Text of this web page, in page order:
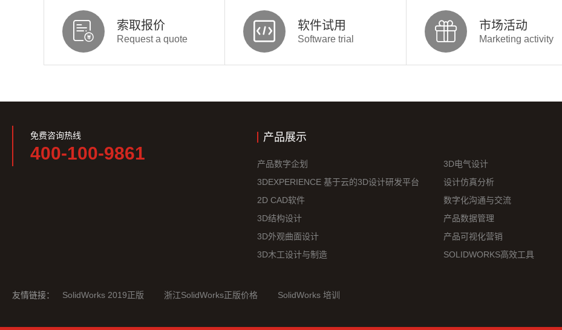
索取报价
Request a quote
软件试用
Software trial
市场活动
Marketing activity
免费咨询热线
400-100-9861
产品展示
产品数字企划
3DEXPERIENCE 基于云的3D设计研发平台
2D CAD软件
3D结构设计
3D外观曲面设计
3D木工设计与制造
3D电气设计
设计仿真分析
数字化沟通与交流
产品数据管理
产品可视化营销
SOLIDWORKS高效工具
友情链接： SolidWorks 2019正版 浙江SolidWorks正版价格 SolidWorks 培训